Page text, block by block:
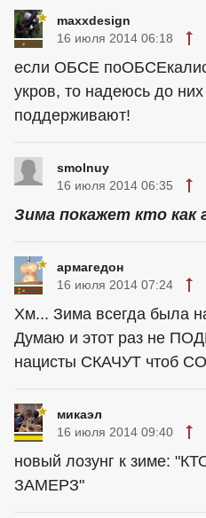
maxxdesign
16 июля 2014 06:18
если ОБСЕ
укров, то надеюсь до
поддерживают!
smolnuy
16 июля 2014 06:35
Зима покажет кто как
армагедон
16 июля 2014 07:24
Хм... Зима всегда была
Думаю и этот раз не
нацисты СКАЧУТ чтоб
микаэл
16 июля 2014 09:40
новый лозунг к зиме:
ЗАМЕРЗ"